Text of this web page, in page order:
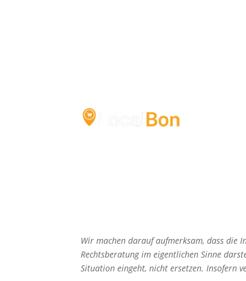
Wir machen darauf aufmerksam, dass die
Rechtsberatung im eigentlichen Sinne
Situation eingeht, nicht ersetzen. Insofern